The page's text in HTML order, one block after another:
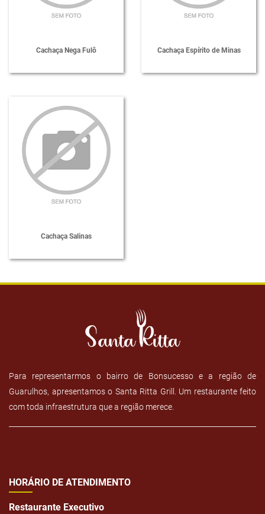
Cachaça Nega Fulô Cachaça Espírito de Minas
Cachaça Salinas
Para representarmos o bairro de Bonsucesso e a região de
Guarulhos, apresentamos o Santa Ritta Grill. Um restaurante feito
com toda infraestrutura que a região merece.
HORÁRIO DE ATENDIMENTO
Restaurante Executivo